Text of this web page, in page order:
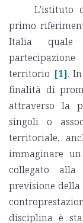
L’istituto
primo
Italia quale
territorio [1].
finalità di
attraverso la
singoli o
territoriale,
immaginare
collegato alla
previsione
disciplina è